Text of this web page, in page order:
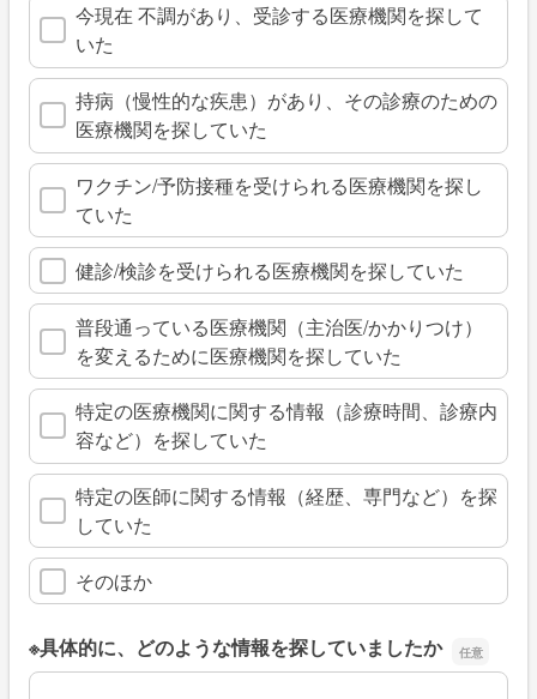
今現在 不調があり、受診する医療機関を探して
いた
持病（慢性的な疾患）があり、その診療のための
医療機関を探していた
ワクチン/予防接種を受けられる医療機関を探し
ていた
健診/検診を受けられる医療機関を探していた
普段通っている医療機関（主治医/かかりつけ）
を変えるために医療機関を探していた
特定の医療機関に関する情報（診療時間、診療内
容など）を探していた
特定の医師に関する情報（経歴、専門など）を探
していた
そのほか
※具体的に、どのような情報を探していましたか
※具体的に、どのような情報を探していましたか